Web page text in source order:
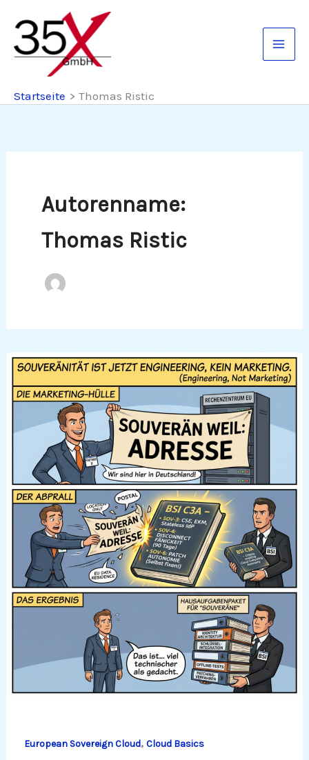
Inhalt
springen
Startseite Thomas Ristic
Autorenname:
Thomas Ristic
European Sovereign Cloud, Cloud Basics